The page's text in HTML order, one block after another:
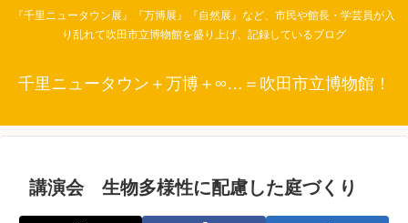
『千里ニュータウン展』『万博展』『自然展』など、市民や館長・学芸員が入
り乱れて吹田市立博物館を盛り上げ、記録しているブログ
千里ニュータウン＋万博＋∞…＝吹田市立博物館！
講演会 生物多様性に配慮した庭づくり